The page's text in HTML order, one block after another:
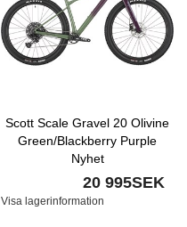
Scott Scale Gravel 20 Olivine
Green/Blackberry Purple
Nyhet
20 995SEK
Visa lagerinformation